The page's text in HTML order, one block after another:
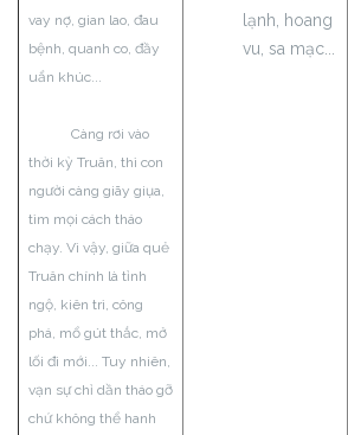
vay nợ, gian lao, đau
bệnh, quanh co, đầy
uẩn khúc...
Càng rơi vào
thời kỳ Truân, thì con
người càng giãy giụa,
tìm mọi cách tháo
chạy. Vì vậy, giữa quẻ
Truân chính là tỉnh
ngộ, kiên trì, công
phá, mổ gút thắc, mở
lối đi mới... Tuy nhiên,
vạn sự chỉ dần tháo gỡ
chứ không thể hanh
lạnh, hoang
vu, sa mạc...